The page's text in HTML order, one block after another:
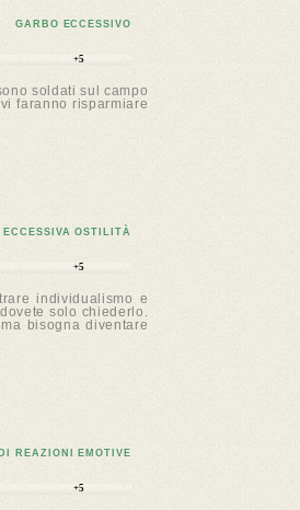
GARBO ECCESSIVO
+5
soldati sul campo
faranno risparmiare
ECCESSIVA OSTILITÀ
+5
individualismo e
solo chiederlo.
bisogna diventare
REAZIONI EMOTIVE
+5